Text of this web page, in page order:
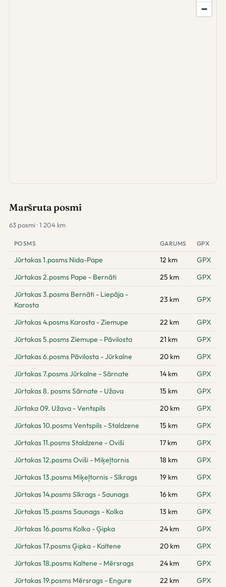
Maršruta posmi
63 posmi · 1 204 km
POSMS GARUMS GPX
Jūrtakas 1.posms Nida-Pape 12 km
GPX
Jūrtakas 2.posms Pape - Bernāti
25 km
GPX
Jūrtakas 3.posms Bernāti - Liepāja -
Karosta
23 km GPX
Jūrtakas 4.posms Karosta - Ziemupe 22 km
GPX
Jūrtakas 5.posms Ziemupe - Pāvilosta
21 km
GPX
Jūrtakas 6.posms Pāvilosta - Jūrkalne
20 km
GPX
Jūrtakas 7.posms Jūrkalne - Sārnate
14 km
GPX
Jūrtakas 8. posms Sārnate - Užava
15 km
GPX
Jūrtaka 09. Užava - Ventspils
20 km
GPX
Jūrtakas 10.posms Ventspils - Staldzene
15 km
GPX
Jūrtakas 11.posms Staldzene - Oviši
17 km
GPX
Jūrtakas 12.posms Oviši - Miķeļtornis
18 km
GPX
Jūrtakas 13.posms Miķeļtornis - Sīkrags
19 km
GPX
Jūrtakas 14.posms Sīkrags - Saunags
16 km
GPX
Jūrtakas 15.posms Saunags - Kolka
13 km
GPX
Jūrtakas 16.posms Kolka - Ģipka
24 km
GPX
Jūrtakas 17.posms Ģipka - Kaltene
20 km
GPX
Jūrtakas 18.posms Kaltene - Mērsrags
24 km
GPX
Jūrtakas 19.posms Mērsrags - Engure
22 km
GPX